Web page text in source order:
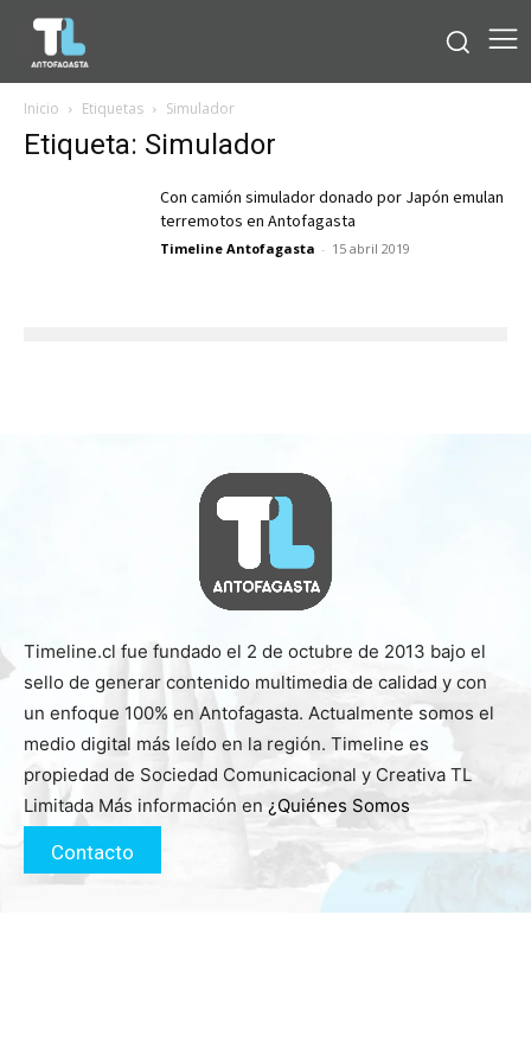
Inicio Etiquetas Simulador
Etiqueta: Simulador
Con camión simulador donado por Japón emulan
terremotos en Antofagasta
Timeline Antofagasta - 15 abril 2019
Timeline.cl fue fundado el 2 de octubre de 2013 bajo el
sello de generar contenido multimedia de calidad y con
un enfoque 100% en Antofagasta. Actualmente somos el
medio digital más leído en la región. Timeline es
propiedad de Sociedad Comunicacional y Creativa TL
Limitada Más información en ¿Quiénes Somos
Contacto